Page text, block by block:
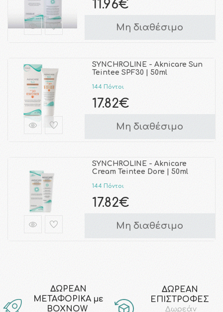
11.96€
Μη διαθέσιμο
SYNCHROLINE - Aknicare Sun
Teintee SPF30 | 50ml
144 Πόντοι
17.82€
Μη διαθέσιμο
SYNCHROLINE - Aknicare
Cream Teintee Dore | 50ml
144 Πόντοι
17.82€
Μη διαθέσιμο
ΔΩΡΕΑΝ
ΜΕΤΑΦΟΡΙΚΑ με
ΒΟΧΝΟW
ΔΩΡΕΑΝ
ΕΠΙΣΤΡΟΦΕΣ
Δωρεάν